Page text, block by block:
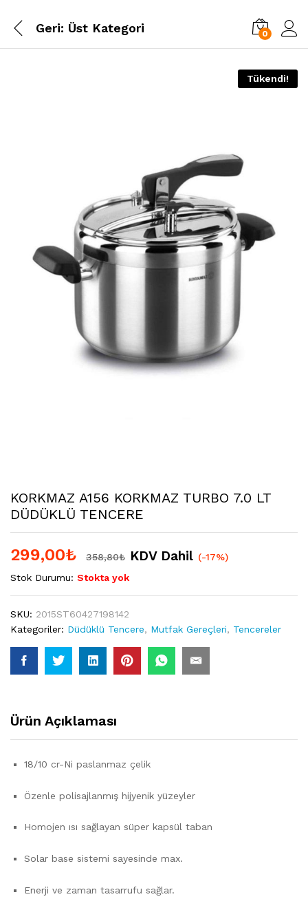
Geri: Üst Kategori 0
Tükendi!
KORKMAZ A156 KORKMAZ TURBO 7.0 LT
DÜDÜKLÜ TENCERE
299,00₺ 358,80₺ KDV Dahil (-17%)
Stok Durumu: Stokta yok
SKU: 2015ST60427198142
Kategoriler: Düdüklü Tencere, Mutfak Gereçleri, Tencereler
Ürün Açıklaması
18/10 cr-Ni paslanmaz çelik
Özenle polisajlanmış hijyenik yüzeyler
Homojen ısı sağlayan süper kapsül taban
Solar base sistemi sayesinde max.
Enerji ve zaman tasarrufu sağlar.